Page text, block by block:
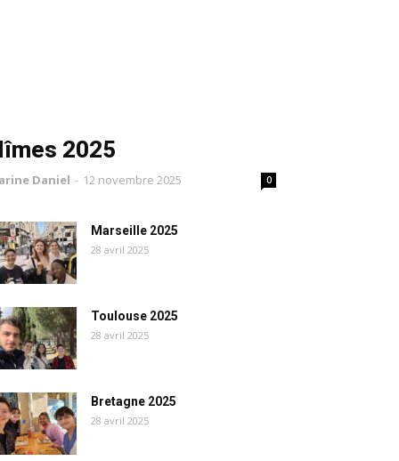
2025
Daniel - 12 novembre 2025 0
Marseille 2025
28 avril 2025
Toulouse 2025
28 avril 2025
Bretagne 2025
28 avril 2025